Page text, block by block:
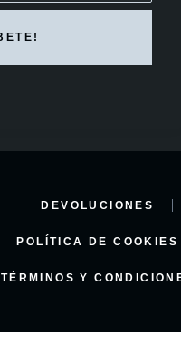
DEVOLUCIONES
POLÍTICA DE COOKIES
TÉRMINOS Y